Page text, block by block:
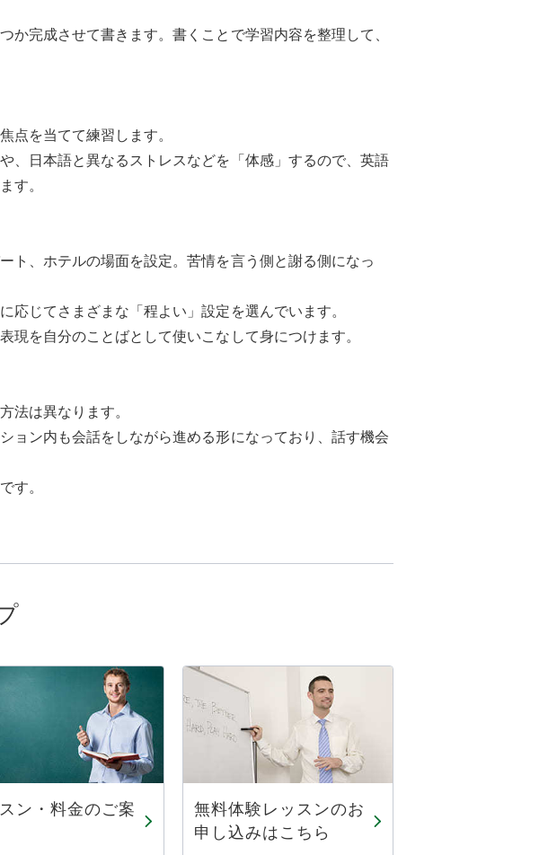
完成させて書きます。書くことで学習内容を整理して、
点を当てて練習します。
、日本語と異なるストレスなどを「体感」するので、英語
す。
ト、ホテルの場面を設定。苦情を言う側と謝る側になっ
じてさまざまな「程よい」設定を選んでいます。
を自分のことばとして使いこなして身につけます。
法は異なります。
ョン内も会話をしながら進める形になっており、話す機会
す。
ン・料金のご案
無料体験レッスンのお
申し込みはこちら